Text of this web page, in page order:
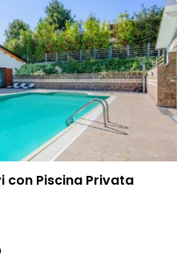
con Piscina Privata